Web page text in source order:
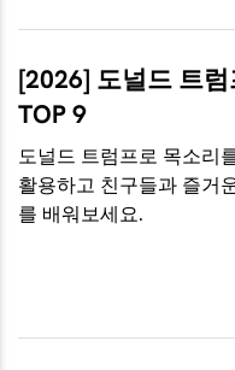
[2026] 도널드 트
TOP 9
도널드 트럼프로 목소리
활용하고 친구들과 즐거
를 배워보세요.